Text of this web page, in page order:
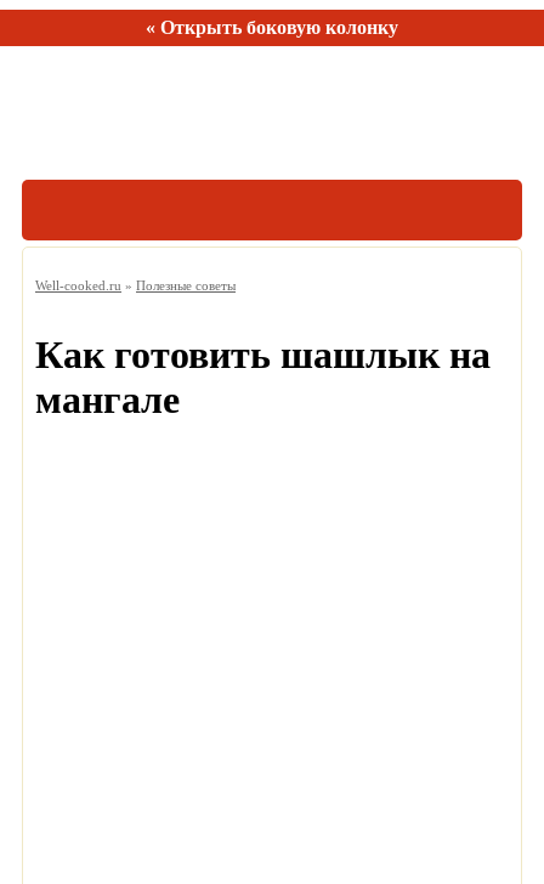
« Открыть боковую колонку
Рецептов:150
Well-cooked.ru » Полезные советы
Как готовить шашлык на
мангале